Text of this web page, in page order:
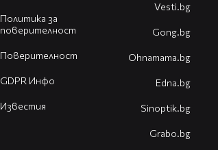
Политика за
поверителност
Поверителност
GDPR Инфо
Известия
Vesti.bg
Gong.bg
Оhnamama.bg
Edna.bg
Sinoptik.bg
Grabo.bg